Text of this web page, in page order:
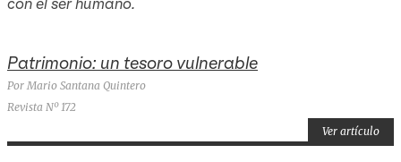
Patrimonio: un tesoro vulnerable
Por Mario Santana Quintero
Revista Nº 172
Ver artículo